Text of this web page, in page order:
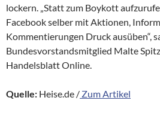
lockern. „Statt zum Boykott
Facebook selber mit Aktionen,
Kommentierungen Druck ausüben“,
Bundesvorstandsmitglied Malte
Handelsblatt Online.
Quelle: Heise.de / Zum Artikel